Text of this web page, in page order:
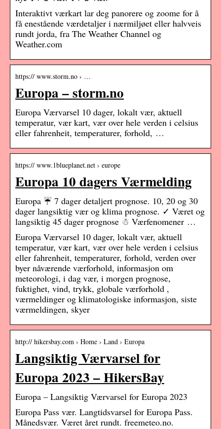
Interaktivt værkart lar deg panorere og zoome for å
få enestående værdetaljer i nærmiljøet eller halvveis
rundt jorda, fra The Weather Channel og
Weather.com
https:// www.storm.no › …
Europa – storm.no
Europa Værvarsel 10 dager, lokalt vær, aktuell
temperatur, vær kart, vær over hele verden i celsius
eller fahrenheit, temperaturer, forhold, …
https:// www.1blueplanet.net › europe
Europa 10 dagers Værmelding
Europa ☔ 7 dager detaljert prognose. 10, 20 og 30
dager langsiktig vær og klima prognose. ✓ Været og
langsiktig 45 dager prognose ☃ Værfenomener …
Europa Værvarsel 10 dager, lokalt vær, aktuell
temperatur, vær kart, vær over hele verden i celsius
eller fahrenheit, temperaturer, forhold, verden over
byer nåværende værforhold, informasjon om
meteorologi, i dag vær, i morgen prognose,
fuktighet, vind, trykk, globale værforhold ,
værmeldinger og klimatologiske informasjon, siste
værmeldingen, skyer
http:// hikersbay.com › Home › Land › Europa
Langsiktig Værvarsel for
Europa 2023 – HikersBay
Europa – Langsiktig Værvarsel for Europa 2023
Europa Pass vær. Langtidsvarsel for Europa Pass.
Månedsvær. Været året rundt. freemeteo.no.